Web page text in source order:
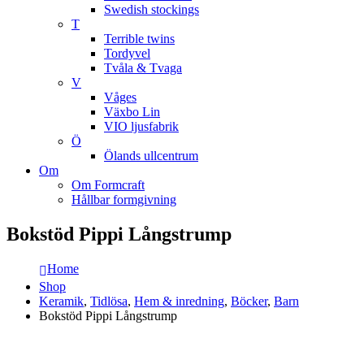
Swedish stockings
T
Terrible twins
Tordyvel
Tvåla & Tvaga
V
Våges
Växbo Lin
VIO ljusfabrik
Ö
Ölands ullcentrum
Om
Om Formcraft
Hållbar formgivning
Bokstöd Pippi Långstrump
Home
Shop
Keramik, Tidlösa, Hem & inredning, Böcker, Barn
Bokstöd Pippi Långstrump